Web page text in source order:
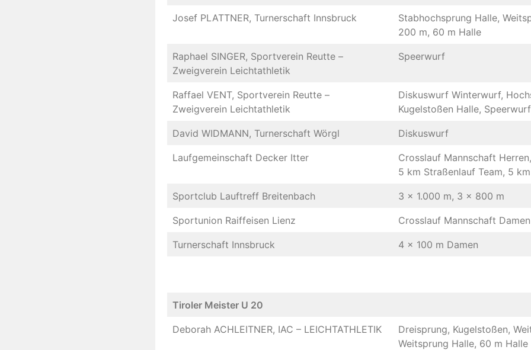
Josef PLATTNER, Turnerschaft Innsbruck
Stabhochsprung Halle,
200 m, 60 m Halle
Raphael SINGER, Sportverein Reutte –
Zweigverein Leichtathletik
Speerwurf
Raffael VENT, Sportverein Reutte –
Zweigverein Leichtathletik
Diskuswurf Winterwurf,
Kugelstoßen Halle,
David WIDMANN, Turnerschaft Wörgl Diskuswurf
Laufgemeinschaft Decker Itter
Crosslauf Mannschaft Herren,
5 km Straßenlauf Team, 5
Sportclub Lauftreff Breitenbach 3 x 1.000 m, 3 x 800 m
Sportunion Raiffeisen Lienz Crosslauf Mannschaft Damen
Turnerschaft Innsbruck 4 x 100 m Damen
Tiroler Meister U 20
Deborah ACHLEITNER, IAC – LEICHTATHLETIK
Dreisprung, Kugelstoßen,
Weitsprung Halle, 60 m Halle